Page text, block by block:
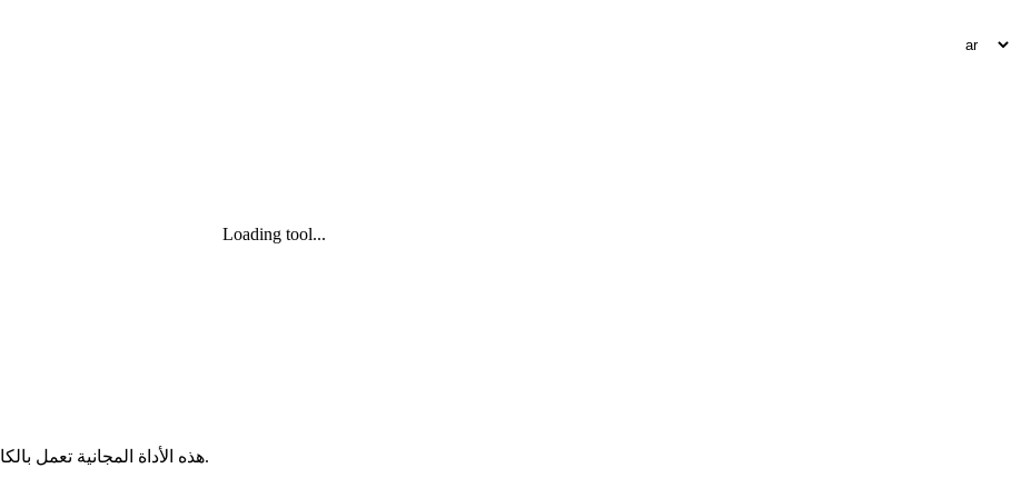
Loading tool...
هذه الأداة المجانية تعمل بالكامل داخل المتصفح. لا حاجة لتسجيل ولا يتم رفع الملفات إلى خادم.